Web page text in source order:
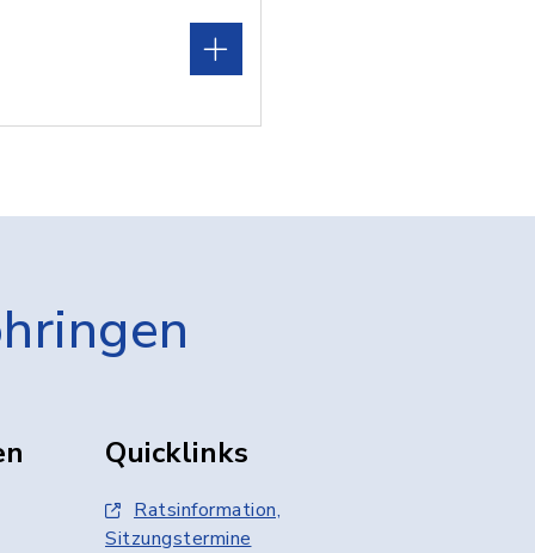
Quicklinks
Ratsinformation,
Sitzungstermine